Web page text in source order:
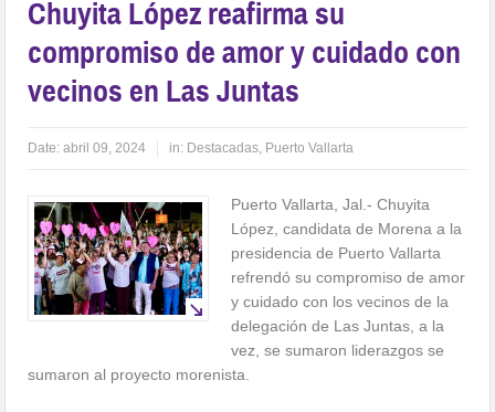
Chuyita López reafirma su
compromiso de amor y cuidado con
vecinos en Las Juntas
Date:abril 09, 2024 in: Destacadas, Puerto Vallarta
Puerto Vallarta, Jal.- Chuyita
López, candidata de Morena a la
presidencia de Puerto Vallarta
refrendó su compromiso de amor
y cuidado con los vecinos de la
delegación de Las Juntas, a la
vez, se sumaron liderazgos se
sumaron al proyecto morenista.